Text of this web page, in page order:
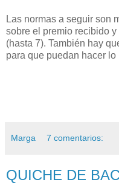
Las normas a seguir son
sobre el premio recibido
(hasta 7). También hay
para que puedan hacer
Marga 7 comentarios:
QUICHE DE